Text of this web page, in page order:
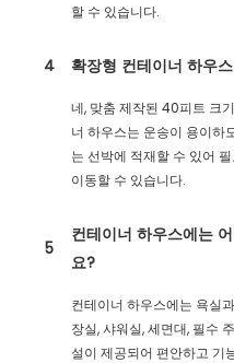
할 수 있습니다.
4 확장형 컨테이너 하우
네, 맞춤 제작된 40피트 크
너 하우스는 운송이 용이하
는 선박에 적재할 수 있어
이동할 수 있습니다.
5
컨테이너 하우스에는
요?
컨테이너 하우스에는 욕실
장실, 샤워실, 세면대, 필수
설이 제공되어 편안하고 기